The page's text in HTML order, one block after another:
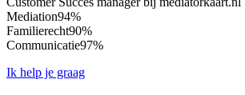
Mediation94%
Familierecht90%
Communicatie97%
Ik help je graag